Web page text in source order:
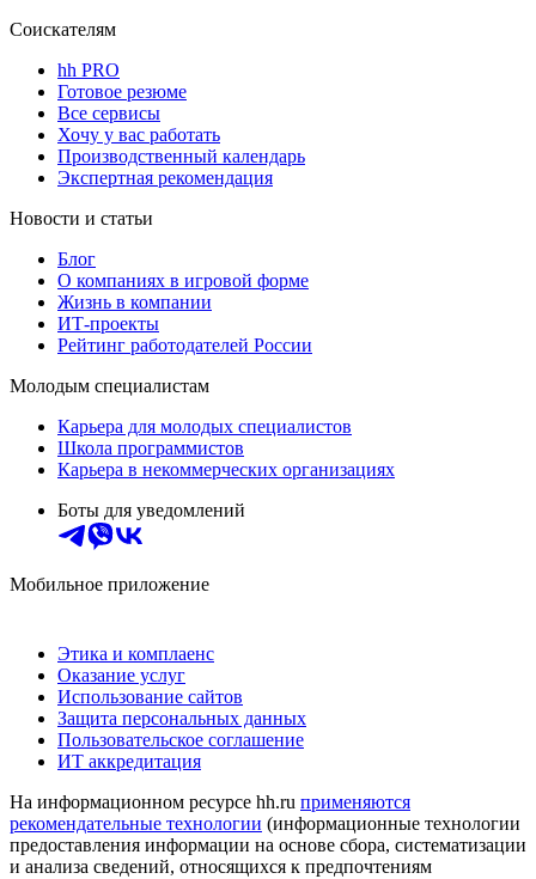
Соискателям
hh PRO
Готовое резюме
Все сервисы
Хочу у вас работать
Производственный календарь
Экспертная рекомендация
Новости и статьи
Блог
О компаниях в игровой форме
Жизнь в компании
ИТ-проекты
Рейтинг работодателей России
Молодым специалистам
Карьера для молодых специалистов
Школа программистов
Карьера в некоммерческих организациях
Боты для уведомлений
Мобильное приложение
Этика и комплаенс
Оказание услуг
Использование сайтов
Защита персональных данных
Пользовательское соглашение
ИТ аккредитация
На информационном ресурсе hh.ru применяются
рекомендательные технологии (информационные технологии
предоставления информации на основе сбора, систематизации
и анализа сведений, относящихся к предпочтениям